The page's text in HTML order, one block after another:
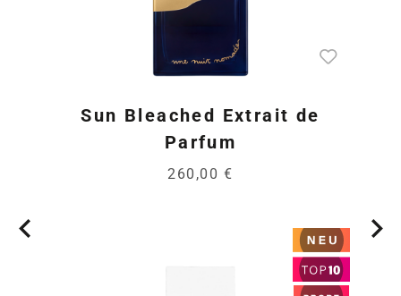
Sun Bleached Extrait de
Parfum
260,00 €